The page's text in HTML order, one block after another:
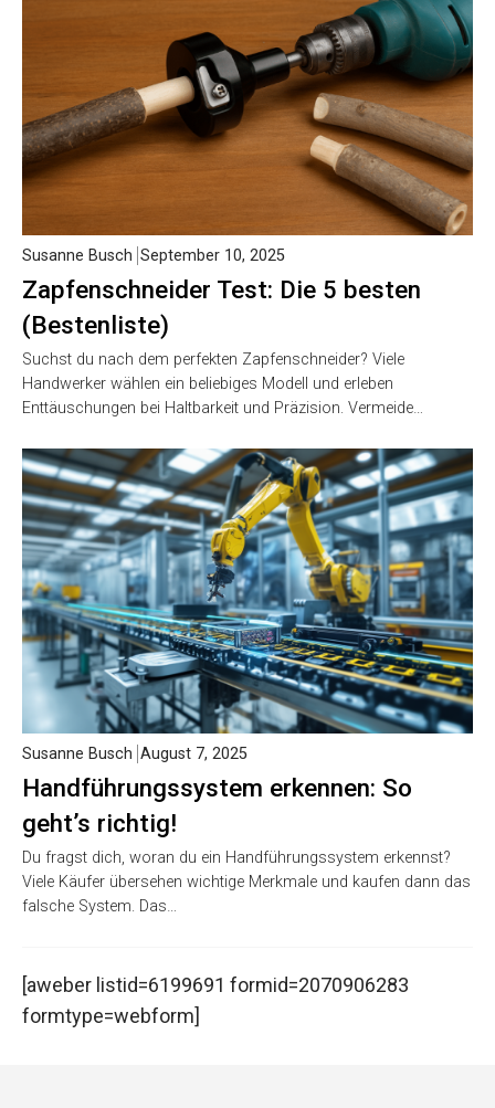
Zapfenschneider Test: Die 5 besten
(Bestenliste)
Susanne Busch September 10, 2025
Suchst du nach dem perfekten Zapfenschneider? Viele
Handwerker wählen ein beliebiges Modell und erleben
Enttäuschungen bei Haltbarkeit und Präzision. Vermeide…
Handführungssystem erkennen: So
geht’s richtig!
Susanne Busch August 7, 2025
Du fragst dich, woran du ein Handführungssystem erkennst?
Viele Käufer übersehen wichtige Merkmale und kaufen dann das
falsche System. Das…
[aweber listid=6199691 formid=2070906283
formtype=webform]